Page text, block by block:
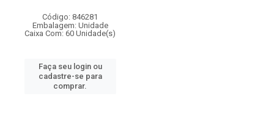
Código: 846281
Embalagem: Unidade
Caixa Com: 60 Unidade(s)
Faça seu login ou
cadastre-se para
comprar.